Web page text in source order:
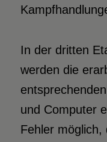
In der dritten
werden die
und Computer
Fehler möglich,